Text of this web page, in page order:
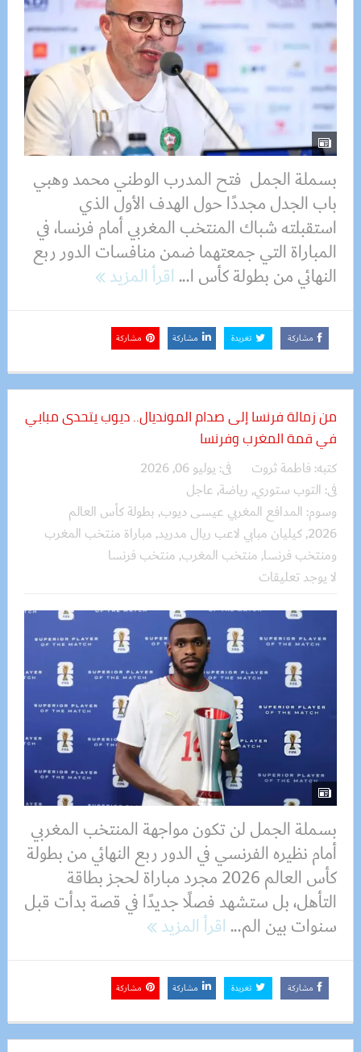
بسملة الجمل فتح المدرب الوطني محمد وهبي
باب الجدل مجددًا حول الهدف الأول الذي
استقبلته شباك المنتخب المغربي أمام فرنسا، في
المباراة التي جمعتهما ضمن منافسات الدور ربع
النهائي من بطولة كأس ا...اقرأ المزيد
مشاركة تغريدة مشاركة مشاركة
من زمالة فرنسا إلى صدام المونديال.. ديوب يتحدى مبابي
في قمة المغرب وفرنسا
كتبه: فاطمة ثروت فى: يوليو 06, 2026
فى: التوب ستوري, رياضة, عاجل
وسوم: المدافع المغربي عيسى ديوب, بطولة كأس العالم
2026
,كيليان مبابي لاعب ريال مدريد, مباراة منتخب المغرب
ومنتخب فرنسا, منتخب المغرب, منتخب فرنسا
لا يوجد تعليقات
بسملة الجمل لن تكون مواجهة المنتخب المغربي
أمام نظيره الفرنسي في الدور ربع النهائي من بطولة
كأس العالم 2026 مجرد مباراة لحجز بطاقة
التأهل، بل ستشهد فصلًا جديدًا في قصة بدأت قبل
سنوات بين الم...اقرأ المزيد
مشاركة تغريدة مشاركة مشاركة